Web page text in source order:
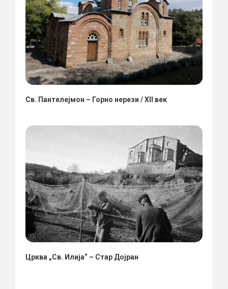
Св. Пантелејмон – Горно нерези / XII век
Црква „Св. Илија“ – Стар Дојран